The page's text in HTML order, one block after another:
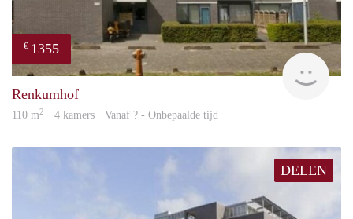
€ 1355
Renkumhof
110 m2 · 4 kamers · Vanaf ? - Onbepaalde tijd
DELEN